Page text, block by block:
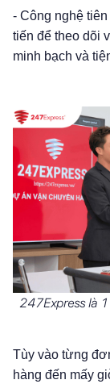
- Công nghệ
tiến để theo dõi
minh bạch và
247Express là
Tùy vào từng
hàng đến mấy